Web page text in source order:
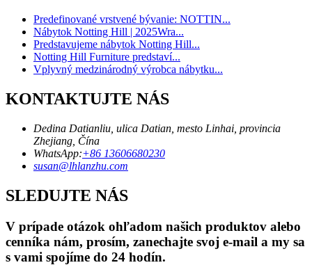
Predefinované vrstvené bývanie: NOTTIN...
Nábytok Notting Hill | 2025Wra...
Predstavujeme nábytok Notting Hill...
Notting Hill Furniture predstaví...
Vplyvný medzinárodný výrobca nábytku...
KONTAKTUJTE NÁS
Dedina Datianliu, ulica Datian, mesto Linhai, provincia
Zhejiang, Čína
WhatsApp:+86 13606680230
susan@lhlanzhu.com
SLEDUJTE NÁS
V prípade otázok ohľadom našich produktov alebo
cenníka nám, prosím, zanechajte svoj e-mail a my sa
s vami spojíme do 24 hodín.